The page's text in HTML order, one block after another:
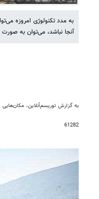
آنجا نباشد، می‌توان به
به گزارش توریسم‌آنلاین،
61282